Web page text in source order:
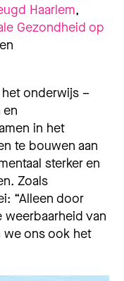
Haarlem,
Gezondheid op
onderwijs –
in het
te bouwen aan
sterker en
Zoals
“Alleen door
van
we ons ook het